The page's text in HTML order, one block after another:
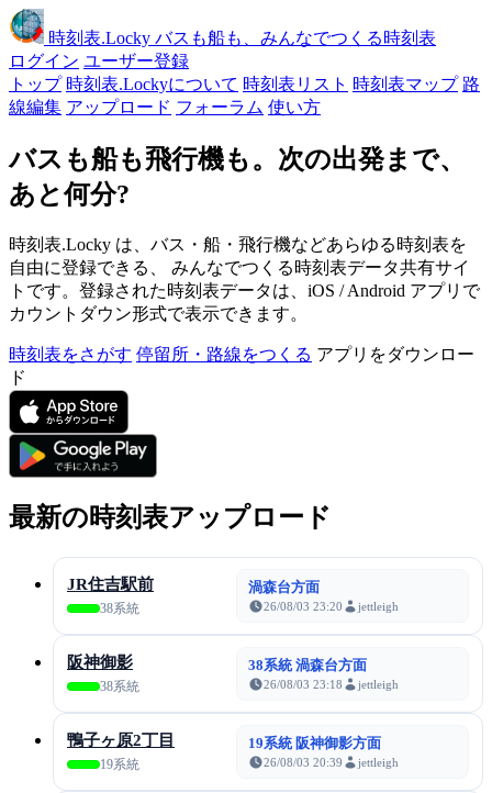
時刻表.Locky バスも船も、みんなでつくる時刻表
ログイン ユーザー登録
トップ 時刻表.Lockyについて 時刻表リスト 時刻表マップ 路
線編集 アップロード フォーラム 使い方
バスも船も飛行機も。次の出発まで、
あと何分?
時刻表.Locky は、バス・船・飛行機などあらゆる時刻表を
自由に登録できる、 みんなでつくる時刻表データ共有サイ
トです。登録された時刻表データは、iOS / Android アプリで
カウントダウン形式で表示できます。
時刻表をさがす 停留所・路線をつくる アプリをダウンロー
ド
最新の時刻表アップロード
JR住吉駅前
38系統
渦森台方面
26/08/03 23:20 jettleigh
阪神御影
38系統
38系統 渦森台方面
26/08/03 23:18 jettleigh
鴨子ヶ原2丁目
19系統
19系統 阪神御影方面
26/08/03 20:39 jettleigh